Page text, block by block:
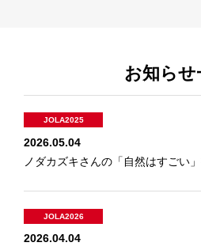
お知らせ
JOLA2025
2026.05.04
ノダカズキさんの「自然はすごい
JOLA2026
2026.04.04